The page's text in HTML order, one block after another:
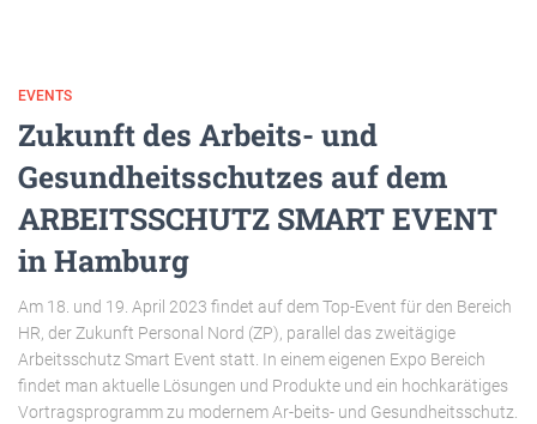
EVENTS
Zukunft des Arbeits- und
Gesundheitsschutzes auf dem
ARBEITSSCHUTZ SMART EVENT
in Hamburg
Am 18. und 19. April 2023 findet auf dem Top-Event für den Bereich
HR, der Zukunft Personal Nord (ZP), parallel das zweitägige
Arbeitsschutz Smart Event statt. In einem eigenen Expo Bereich
findet man aktuelle Lösungen und Produkte und ein hochkarätiges
Vortragsprogramm zu modernem Ar-beits- und Gesundheitsschutz.